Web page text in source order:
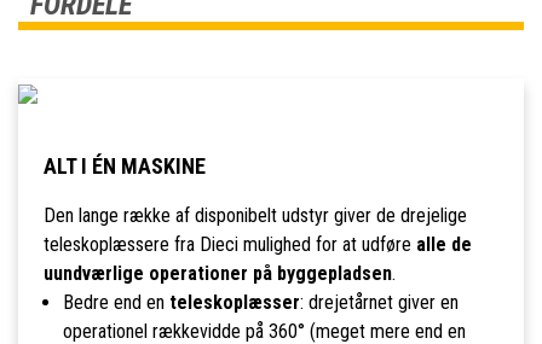
ALT I ÉN MASKINE
Den lange række af disponibelt udstyr giver de drejelige
teleskoplæssere fra Dieci mulighed for at udføre alle de
uundværlige operationer på byggepladsen.
Bedre end en teleskoplæsser: drejetårnet giver en
operationel rækkevidde på 360° (meget mere end en